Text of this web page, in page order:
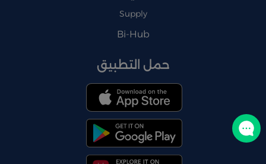
Supply
Bi-Hub
حمل التطبيق
تواصل معنا